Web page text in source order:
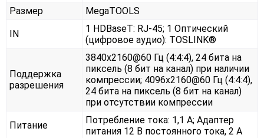
Размер
MegaTOOLS
IN
1 HDBaseT: RJ-45; 1 Оптический
(цифровое аудио): TOSLINK®
Поддержка
разрешения
3840x2160@60 Гц (4:4:4), 24 бита на
пиксель (8 бит на канал) при наличии
компрессии; 4096x2160@60 Гц (4:4:4),
24 бита на пиксель (8 бит на канал)
при отсутствии компрессии
Питание
Потребление тока: 1,1 А; Адаптер
питания 12 В постоянного тока, 2 А